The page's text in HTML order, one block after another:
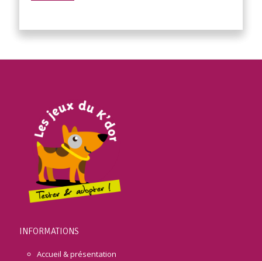
INFORMATIONS
Accueil & présentation